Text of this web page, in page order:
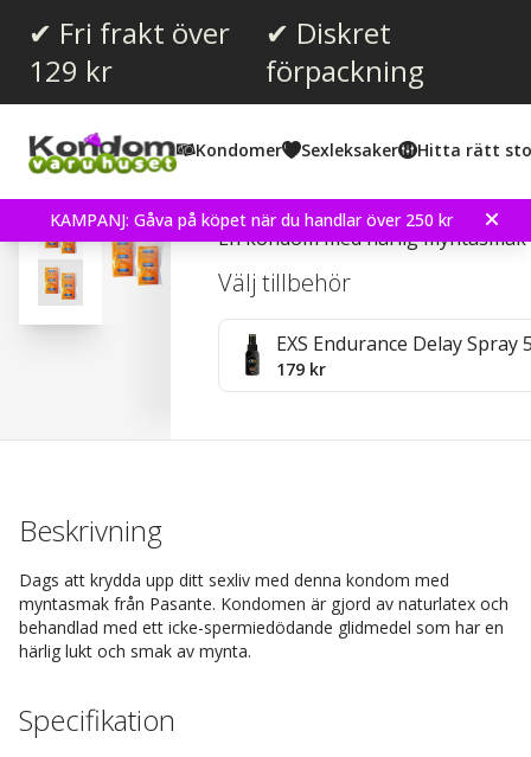
✔ Fri frakt över
129 kr
✔ Diskret
förpackning
Kondomer Sexleksaker Hitta rätt
KAMPANJ: Gåva på köpet när du handlar över 250 kr
Recensioner (1)
Pasante Mint Tingle 24
En kondom med härlig myntasmak
Välj tillbehör
EXS Endurance Delay Spray
179 kr
Beskrivning
Dags att krydda upp ditt sexliv med denna kondom med
myntasmak från Pasante. Kondomen är gjord av naturlatex och
behandlad med ett icke-spermiedödande glidmedel som har en
härlig lukt och smak av mynta.
Specifikation